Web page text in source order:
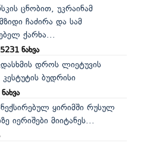
ცნობით, უკრაინამ
ჩაძირა და სამ
ქარხა...
5231ნახვა
დროს ლიეტუვის
ბუდრისი
ყირიმში რუსულ
იერიშები მიიტანეს...